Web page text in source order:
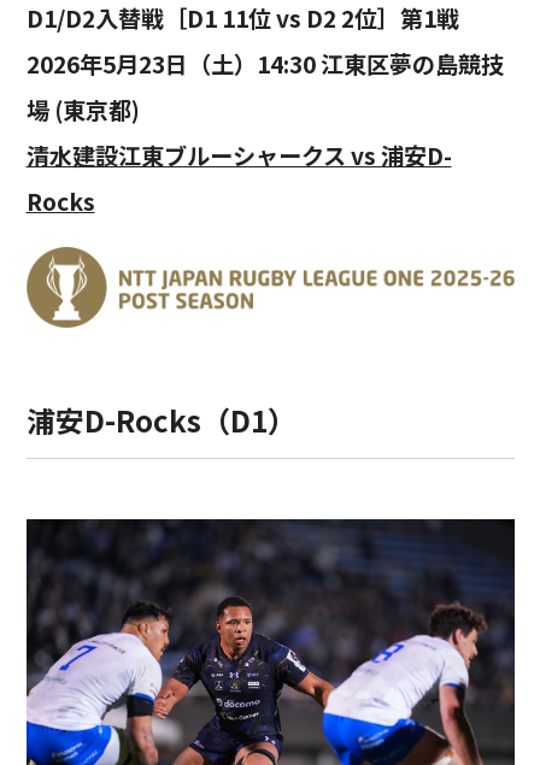
D1/D2入替戦［D1 11位 vs D2 2位］第1戦
2026年5月23日（土）14:30 江東区夢の島競技
場 (東京都)
清水建設江東ブルーシャークス vs 浦安D-
Rocks
浦安D-Rocks（D1）